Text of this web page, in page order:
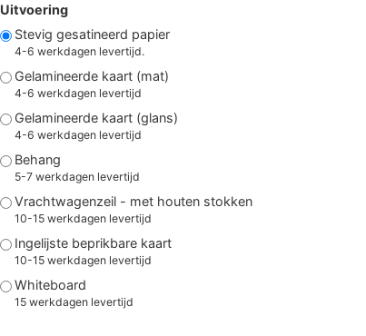
Uitvoering
Stevig gesatineerd papier
4-6 werkdagen levertijd.
Gelamineerde kaart (mat)
4-6 werkdagen levertijd
Gelamineerde kaart (glans)
4-6 werkdagen levertijd
Behang
5-7 werkdagen levertijd
Vrachtwagenzeil - met houten stokken
10-15 werkdagen levertijd
Ingelijste beprikbare kaart
10-15 werkdagen levertijd
Whiteboard
15 werkdagen levertijd